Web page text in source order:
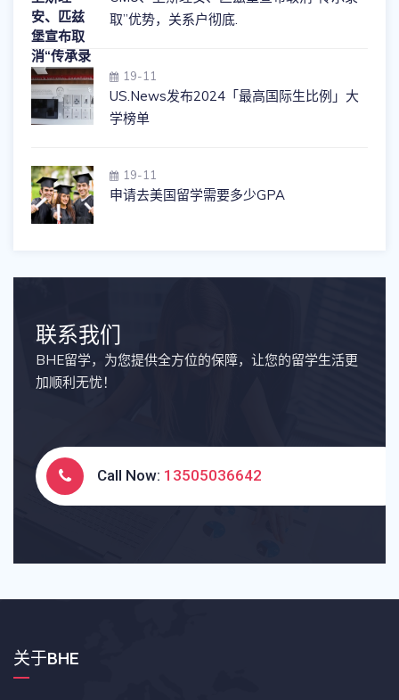
取”优势，关系户彻底.
19-11
US.News发布2024「最高国际生比例」大
学榜单
19-11
申请去美国留学需要多少GPA
联系我们
BHE留学，为您提供全方位的保障，让您的留学生活更
加顺利无忧！
Call Now: 13505036642
关于BHE